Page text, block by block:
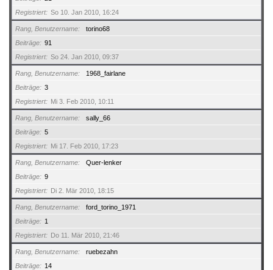
Registriert
So 10. Jan 2010, 16:24
Rang, Benutzername
torino68
Beiträge
91
Registriert
So 24. Jan 2010, 09:37
Rang, Benutzername
1968_fairlane
Beiträge
3
Registriert
Mi 3. Feb 2010, 10:11
Rang, Benutzername
sally_66
Beiträge
5
Registriert
Mi 17. Feb 2010, 17:23
Rang, Benutzername
Quer-lenker
Beiträge
9
Registriert
Di 2. Mär 2010, 18:15
Rang, Benutzername
ford_torino_1971
Beiträge
1
Registriert
Do 11. Mär 2010, 21:46
Rang, Benutzername
ruebezahn
Beiträge
14